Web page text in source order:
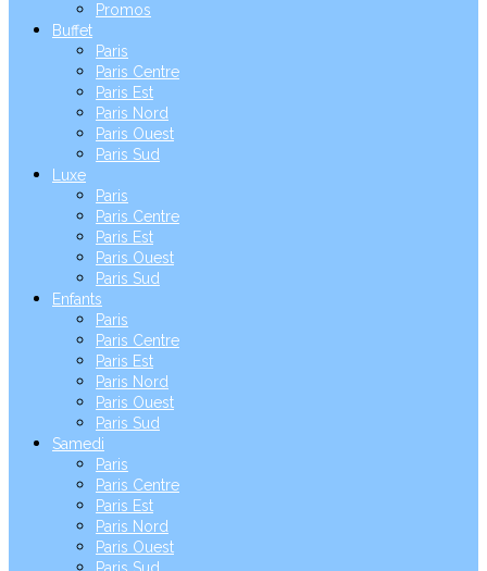
Promos
Buffet
Paris
Paris Centre
Paris Est
Paris Nord
Paris Ouest
Paris Sud
Luxe
Paris
Paris Centre
Paris Est
Paris Ouest
Paris Sud
Enfants
Paris
Paris Centre
Paris Est
Paris Nord
Paris Ouest
Paris Sud
Samedi
Paris
Paris Centre
Paris Est
Paris Nord
Paris Ouest